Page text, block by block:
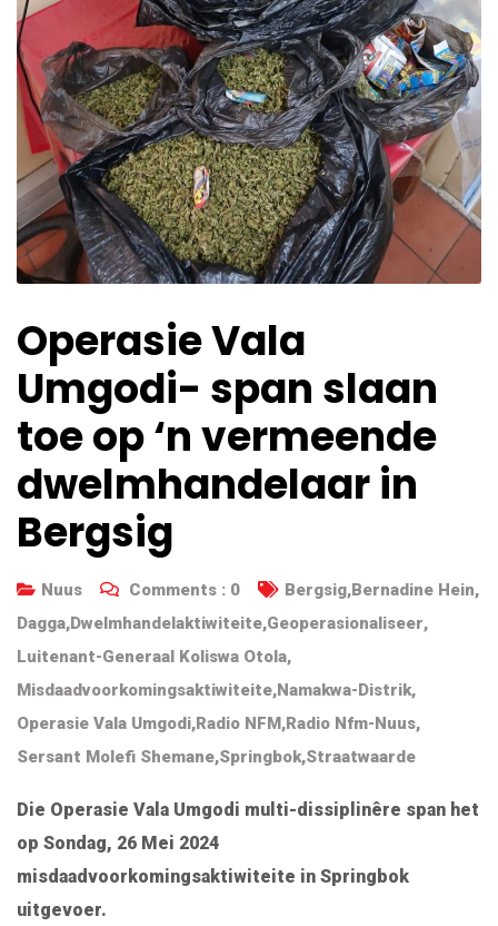
Operasie Vala
Umgodi- span slaan
toe op ‘n vermeende
dwelmhandelaar in
Bergsig
Nuus Comments : 0 Bergsig,Bernadine Hein,
Dagga,Dwelmhandelaktiwiteite,Geoperasionaliseer,
Luitenant-Generaal Koliswa Otola,
Misdaadvoorkomingsaktiwiteite,Namakwa-Distrik,
Operasie Vala Umgodi,Radio NFM,Radio Nfm-Nuus,
Sersant Molefi Shemane,Springbok,Straatwaarde
Die Operasie Vala Umgodi multi-dissiplinêre span het
op Sondag, 26 Mei 2024
misdaadvoorkomingsaktiwiteite in Springbok
uitgevoer.